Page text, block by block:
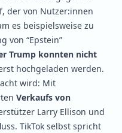
, der von Nutzer:innen
es beispielsweise zu
von “Epstein”
Trump konnten nicht
hochgeladen werden.
wird: Mit
Verkaufs von
Larry Ellison und
TikTok selbst spricht